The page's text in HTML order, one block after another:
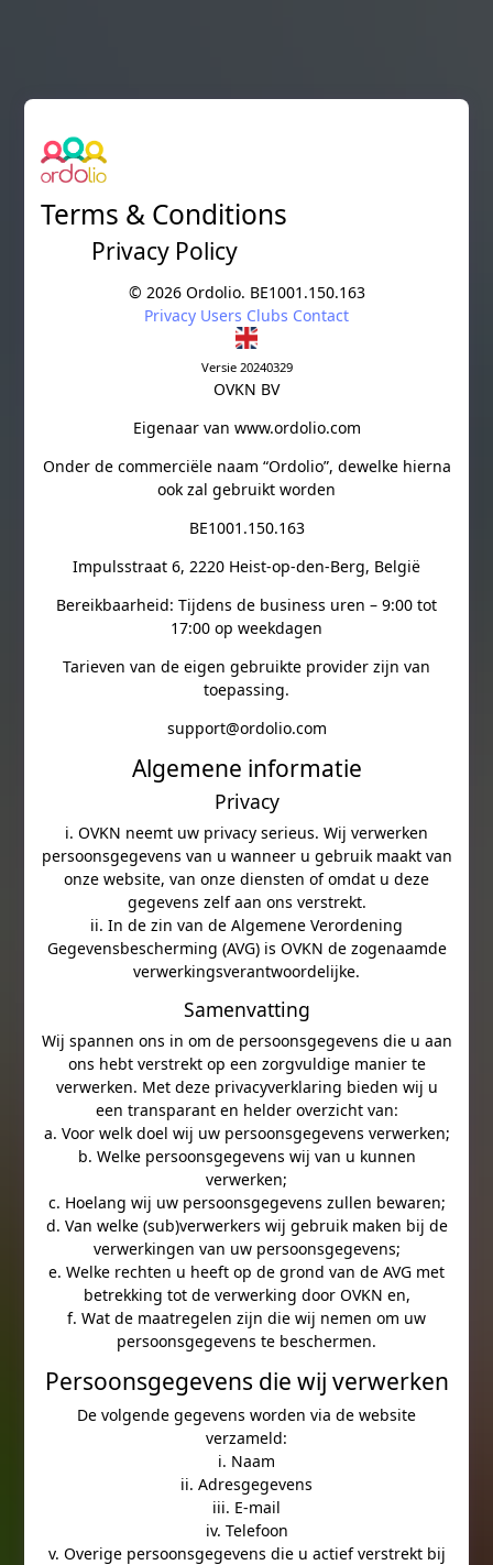
Terms & Conditions
Privacy Policy
© 2026 Ordolio. BE1001.150.163
Privacy Users Clubs Contact
Versie 20240329
OVKN BV
Eigenaar van www.ordolio.com
Onder de commerciële naam “Ordolio”, dewelke hierna
ook zal gebruikt worden
BE1001.150.163
Impulsstraat 6, 2220 Heist-op-den-Berg, België
Bereikbaarheid: Tijdens de business uren – 9:00 tot
17:00 op weekdagen
Tarieven van de eigen gebruikte provider zijn van
toepassing.
support@ordolio.com
Algemene informatie
Privacy
i. OVKN neemt uw privacy serieus. Wij verwerken
persoonsgegevens van u wanneer u gebruik maakt van
onze website, van onze diensten of omdat u deze
gegevens zelf aan ons verstrekt.
ii. In de zin van de Algemene Verordening
Gegevensbescherming (AVG) is OVKN de zogenaamde
verwerkingsverantwoordelijke.
Samenvatting
Wij spannen ons in om de persoonsgegevens die u aan
ons hebt verstrekt op een zorgvuldige manier te
verwerken. Met deze privacyverklaring bieden wij u
een transparant en helder overzicht van:
a. Voor welk doel wij uw persoonsgegevens verwerken;
b. Welke persoonsgegevens wij van u kunnen
verwerken;
c. Hoelang wij uw persoonsgegevens zullen bewaren;
d. Van welke (sub)verwerkers wij gebruik maken bij de
verwerkingen van uw persoonsgegevens;
e. Welke rechten u heeft op de grond van de AVG met
betrekking tot de verwerking door OVKN en,
f. Wat de maatregelen zijn die wij nemen om uw
persoonsgegevens te beschermen.
Persoonsgegevens die wij verwerken
De volgende gegevens worden via de website
verzameld:
i. Naam
ii. Adresgegevens
iii. E-mail
iv. Telefoon
v. Overige persoonsgegevens die u actief verstrekt bij